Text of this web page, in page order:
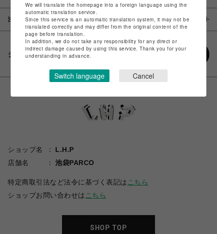
注意事項
シェアする
ショップ名
L.H.P
店舗名
池袋PARCO
特定商取引法など法令に基づく表記は こちら
ショップお問い合わせは こちら
SHOP TOP
We will translate the homepage into a foreign language using the
automatic translation service.
Since this service is an automatic translation system, it may not be
translated correctly and may differ from the original content of the
page before translation.
In addition, we do not take any responsibility for any direct or
indirect damage caused by using this service. Thank you for your
understanding in advance.
Switch language Cancel